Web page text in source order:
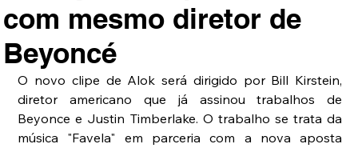
com mesmo diretor de
Beyoncé
O novo clipe de Alok será dirigido por Bill Kirstein,
diretor americano que já assinou trabalhos de
Beyonce e Justin Timberlake. O trabalho se trata da
música "Favela" em parceria com a nova aposta